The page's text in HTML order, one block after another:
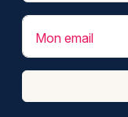
Mon email